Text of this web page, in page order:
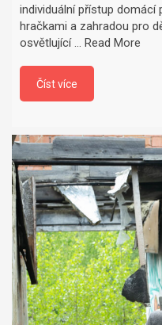
individuální přístup
hračkami a zahradou pro
osvětlující … Read More
Číst více